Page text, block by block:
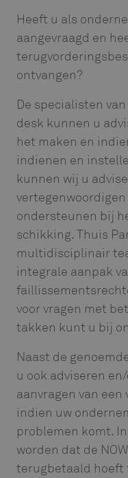
Heeft u als
aangevraagd en
ontvangen?
De specialisten
desk kunnen u
het maken en
indienen en
kunnen wij u
ondersteunen bij
schikking. Thuis
multidisciplinair
integrale aanpak
voor vragen met
takken kunt u bij
Naast de
u ook adviseren
aanvragen van
indien uw
problemen komt.
worden dat de
terugbetaald hoeft